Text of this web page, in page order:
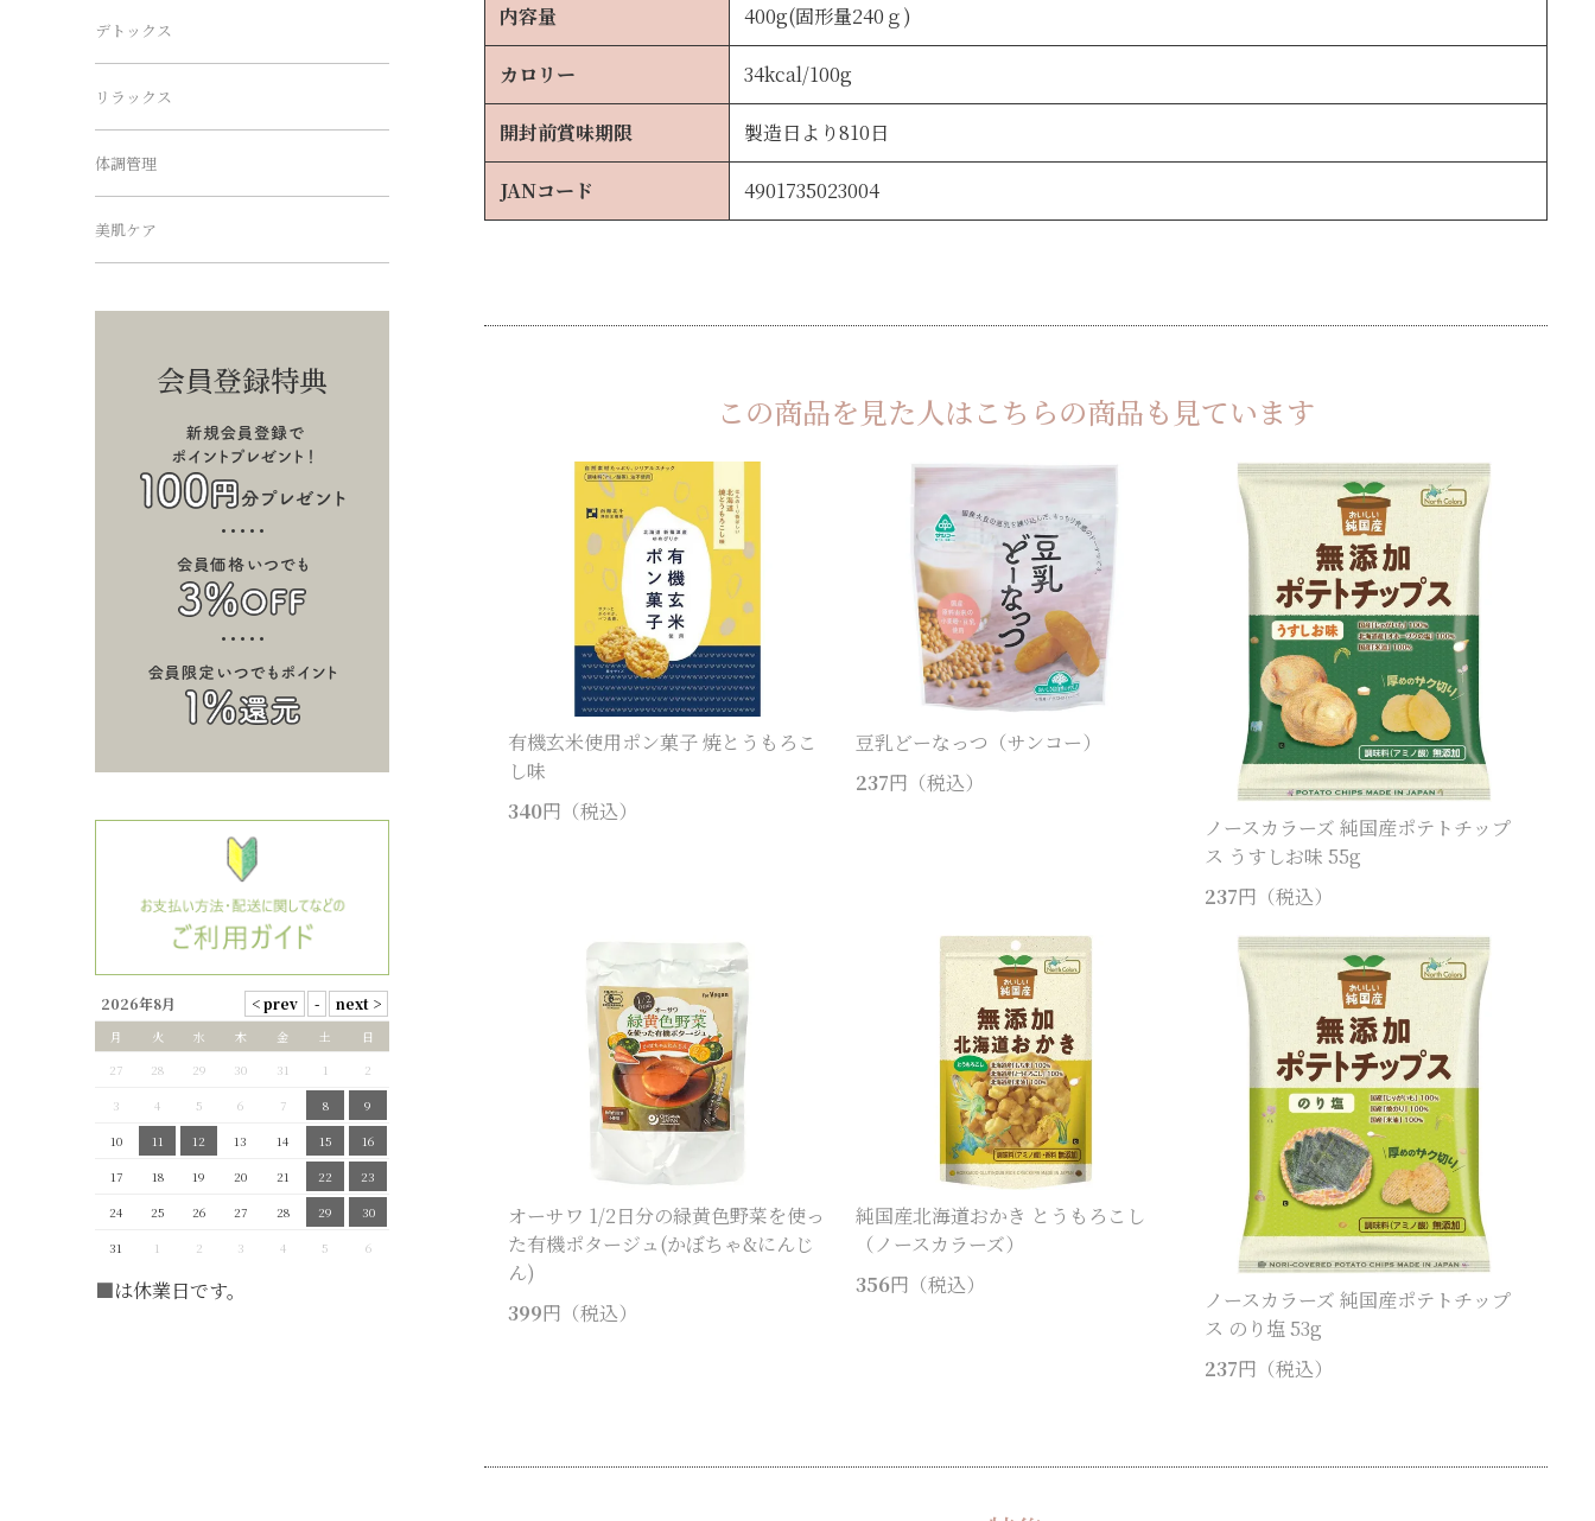
内容量 400g(固形量240ｇ)
カロリー 34kcal/100g
開封前賞味期限 製造日より810日
JANコード 4901735023004
この商品を見た人はこちらの商品も見ています
有機玄米使用ポン菓子 焼とうもろこ
し味
340円（税込）
豆乳どーなっつ（サンコー）
237円（税込）
ノースカラーズ 純国産ポテトチップ
ス うすしお味 55g
237円（税込）
オーサワ 1/2日分の緑黄色野菜を使っ
た有機ポタージュ(かぼちゃ&にんじ
ん)
399円（税込）
純国産北海道おかき とうもろこし
（ノースカラーズ）
356円（税込）
ノースカラーズ 純国産ポテトチップ
ス のり塩 53g
237円（税込）
デトックス
リラックス
体調管理
美肌ケア
会員登録特典
2026年8月
月 火 水 木 金 土
日
27
28 29 30 31 1
2
3
4 5 6 7 8
9
10
11 12 13 14 15
16
17
18 19 20 21 22
23
24
25 26 27 28 29
30
31
1 2 3 4 5 6
■は休業日です。